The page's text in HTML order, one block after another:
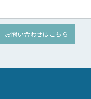
お問い合わせはこちら